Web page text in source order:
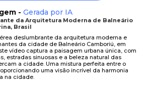
- Gerada por IA
da Arquitetura Moderna de Balneário
Brasil
deslumbrante da arquitetura moderna e
da cidade de Balneário Camboriú, em
vídeo captura a paisagem urbana única, com
estradas sinuosas e a beleza natural das
a cidade. Uma mistura perfeita entre o
uma visão incrível da harmonia
na cidade.